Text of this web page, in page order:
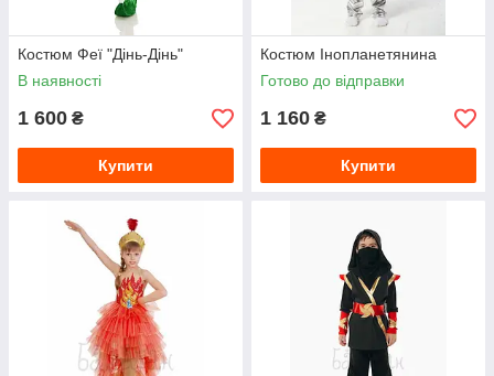
Костюм Феї "Дінь-Дінь"
В наявності
1 600 ₴
Купити
Костюм Інопланетянина
Готово до відправки
1 160 ₴
Купити